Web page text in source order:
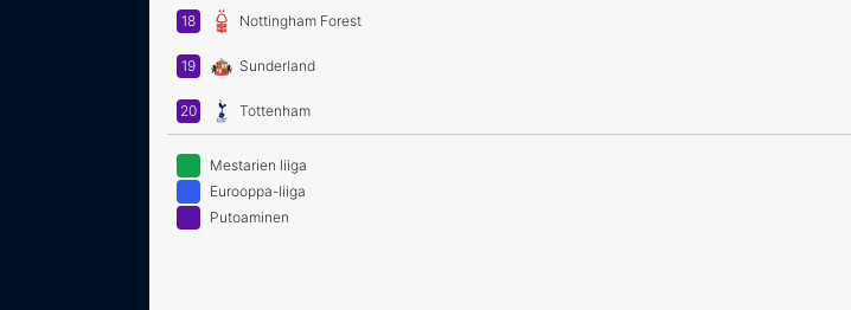
18 Nottingham Forest
19 Sunderland
20 Tottenham
Mestarien liiga
Eurooppa-liiga
Putoaminen